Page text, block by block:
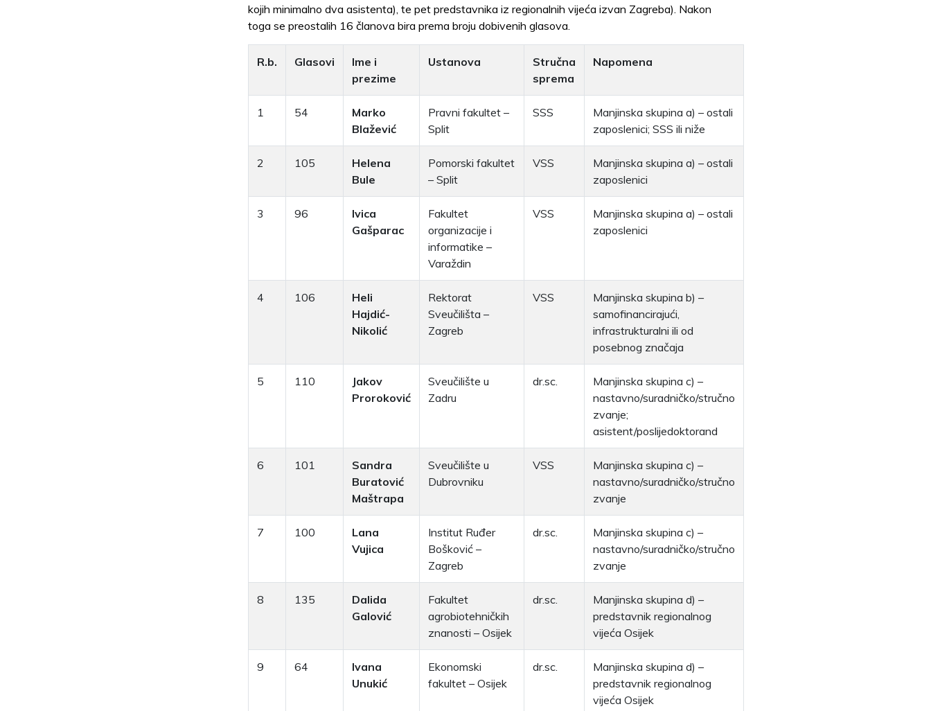
kojih minimalno dva asistenta), te pet predstavnika iz regionalnih vijeća izvan Zagreba). Nakon
toga se preostalih 16 članova bira prema broju dobivenih glasova.
R.b. Glasovi
Ime i
prezime
Ustanova
Stručna
sprema
Napomena
1 54
Marko
Blažević
Pravni fakultet –
Split
SSS
Manjinska skupina a) – ostali
zaposlenici; SSS ili niže
2 105
Helena
Bule
Pomorski fakultet
– Split
VSS
Manjinska skupina a) – ostali
zaposlenici
3 96
Ivica
Gašparac
Fakultet
organizacije i
informatike –
Varaždin
VSS
Manjinska skupina a) – ostali
zaposlenici
4 106
Heli
Hajdić-
Nikolić
Rektorat
Sveučilišta –
Zagreb
VSS
Manjinska skupina b) –
samofinancirajući,
infrastrukturalni ili od
posebnog značaja
5 110
Jakov
Proroković
Sveučilište u
Zadru
dr.sc.
Manjinska skupina c) –
nastavno/suradničko/stručno
zvanje;
asistent/poslijedoktorand
6 101
Sandra
Buratović
Maštrapa
Sveučilište u
Dubrovniku
VSS
Manjinska skupina c) –
nastavno/suradničko/stručno
zvanje
7 100
Lana
Vujica
Institut Ruđer
Bošković –
Zagreb
dr.sc.
Manjinska skupina c) –
nastavno/suradničko/stručno
zvanje
8 135
Dalida
Galović
Fakultet
agrobiotehničkih
znanosti – Osijek
dr.sc.
Manjinska skupina d) –
predstavnik regionalnog
vijeća Osijek
9 64
Ivana
Unukić
Ekonomski
fakultet – Osijek
dr.sc.
Manjinska skupina d) –
predstavnik regionalnog
vijeća Osijek